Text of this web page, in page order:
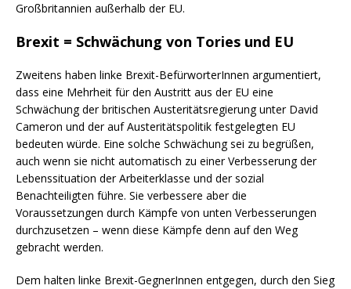
Großbritannien außerhalb der EU.
Brexit = Schwächung von Tories und EU
Zweitens haben linke Brexit-BefürworterInnen argumentiert,
dass eine Mehrheit für den Austritt aus der EU eine
Schwächung der britischen Austeritätsregierung unter David
Cameron und der auf Austeritätspolitik festgelegten EU
bedeuten würde. Eine solche Schwächung sei zu begrüßen,
auch wenn sie nicht automatisch zu einer Verbesserung der
Lebenssituation der Arbeiterklasse und der sozial
Benachteiligten führe. Sie verbessere aber die
Voraussetzungen durch Kämpfe von unten Verbesserungen
durchzusetzen – wenn diese Kämpfe denn auf den Weg
gebracht werden.
Dem halten linke Brexit-GegnerInnen entgegen, durch den Sieg